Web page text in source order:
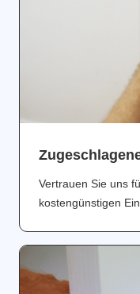
Vertrauen Sie uns
kostengünstigen